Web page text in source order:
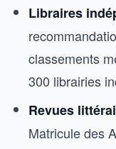
Libraires
classements
300 librairies
Revues
Matricule des